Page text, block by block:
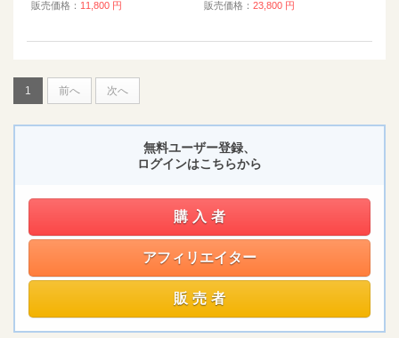
販売価格： 11,800 円 販売価格： 23,800 円
1 前へ 次へ
無料ユーザー登録、
ログインはこちらから
購入者
アフィリエイター
販売者